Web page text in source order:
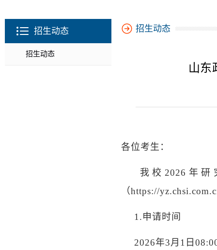
招生动态
招生动态
招生动态
山东
各位考生：
我校 2026 年研
（https://
1.申请时间
2026年3月 1 日